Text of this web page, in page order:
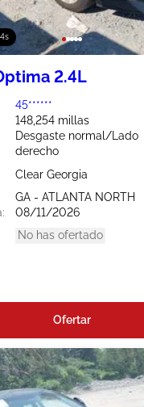
2.4L
45******
148,254 millas
Desgaste normal/Lado
derecho
Clear Georgia
GA - ATLANTA NORTH
08/11/2026
No has ofertado
Ofertar